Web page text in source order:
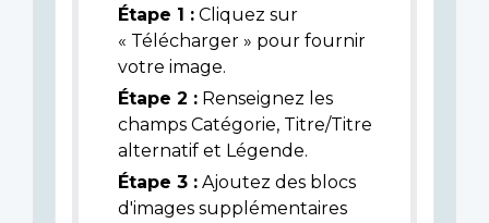
Étape 1 : Cliquez sur
« Télécharger » pour fournir
votre image.
Étape 2 : Renseignez les
champs Catégorie, Titre/Titre
alternatif et Légende.
Étape 3 : Ajoutez des blocs
d'images supplémentaires